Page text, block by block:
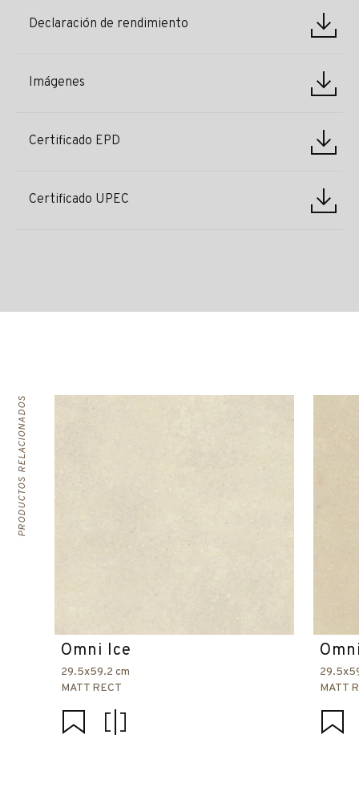
Declaración de rendimiento
Imágenes
Certificado EPD
Certificado UPEC
PRODUCTOS RELACIONADOS
Omni Ice
29.5x59.2 cm
MATT RECT
MATT